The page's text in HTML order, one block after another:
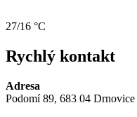
27/16 °C
Rychlý kontakt
Adresa
Podomí 89, 683 04 Drnovice